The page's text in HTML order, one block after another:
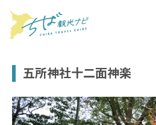
五所神社十二面神楽